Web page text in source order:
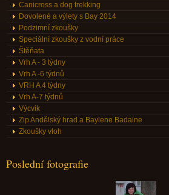
Canicross a dog trekking
Dovolené a výlety s Bay 2014
Podzimní zkoušky
Speciální zkoušky z vodní práce
Štěňata
Vrh A - 3 týdny
Vrh A -6 týdnů
VRH A 4 týdny
Vrh A-7 týdnů
Výcvik
Zip Andělský hrad a Baylene Badaine
Zkoušky vloh
Poslední fotografie